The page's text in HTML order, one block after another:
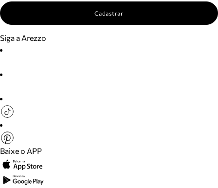
Cadastrar
Siga a Arezzo
Baixe o APP